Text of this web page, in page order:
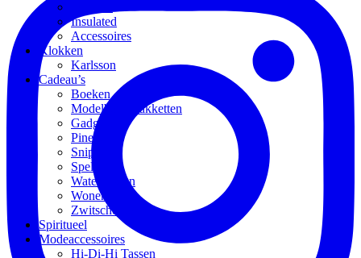
Insulated
Accessoires
Klokken
Karlsson
Cadeau’s
Boeken
Modelbouwpakketten
Gadgets
Pineut
Snippers
Spellen
Waterflessen
Wonen
Zwitscherbox
Spiritueel
Modeaccessoires
Hi-Di-Hi Tassen